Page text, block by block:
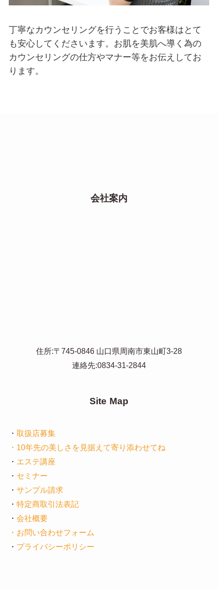
丁寧なカウンセリングを行うことでお客様はとて
も安心してくださいます。お肌を美肌へ導く為の
カウンセリングの仕方やマナー等をお伝えしてお
ります。
会社案内
住所:〒745-0846 山口県周南市東山町3-28
連絡先:0834-31-2844
Site Map
・ 取扱店募集
・10年先の美しさを見据えて寄り添わせてね
・ エステ講座
・ セミナー
・ サンプル請求
・ 特定商取引法表記
・ 会社概要
・お問い合わせフォーム
・ プライバシーポリシー